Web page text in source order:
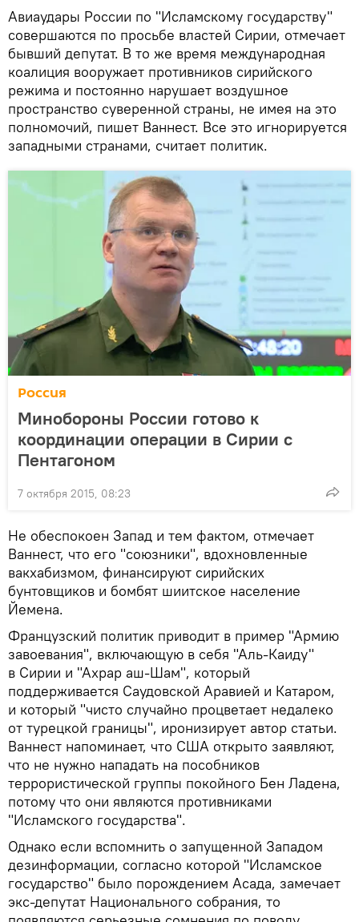
Авиаудары России по "Исламскому государству"
совершаются по просьбе властей Сирии, отмечает
бывший депутат. В то же время международная
коалиция вооружает противников сирийского
режима и постоянно нарушает воздушное
пространство суверенной страны, не имея на это
полномочий, пишет Ваннест. Все это игнорируется
западными странами, считает политик.
Россия
Минобороны России готово к
координации операции в Сирии с
Пентагоном
7 октября 2015, 08:23
Не обеспокоен Запад и тем фактом, отмечает
Ваннест, что его "союзники", вдохновленные
вакхабизмом, финансируют сирийских
бунтовщиков и бомбят шиитское население
Йемена.
Французский политик приводит в пример "Армию
завоевания", включающую в себя "Аль-Каиду"
в Сирии и "Ахрар аш-Шам", который
поддерживается Саудовской Аравией и Катаром,
и который "чисто случайно процветает недалеко
от турецкой границы", иронизирует автор статьи.
Ваннест напоминает, что США открыто заявляют,
что не нужно нападать на пособников
террористической группы покойного Бен Ладена,
потому что они являются противниками
"Исламского государства".
Однако если вспомнить о запущенной Западом
дезинформации, согласно которой "Исламское
государство" было порождением Асада, замечает
экс-депутат Национального собрания, то